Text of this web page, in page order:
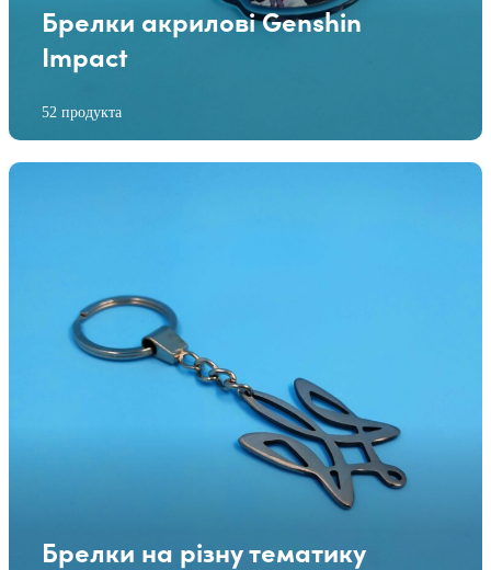
Брелки акрилові Genshin
Impact
52 продукта
Брелки на різну тематику